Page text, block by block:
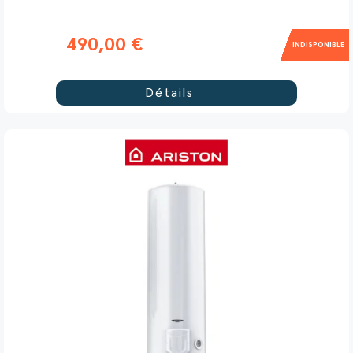
490,00 € INDISPONIBLE
Détails